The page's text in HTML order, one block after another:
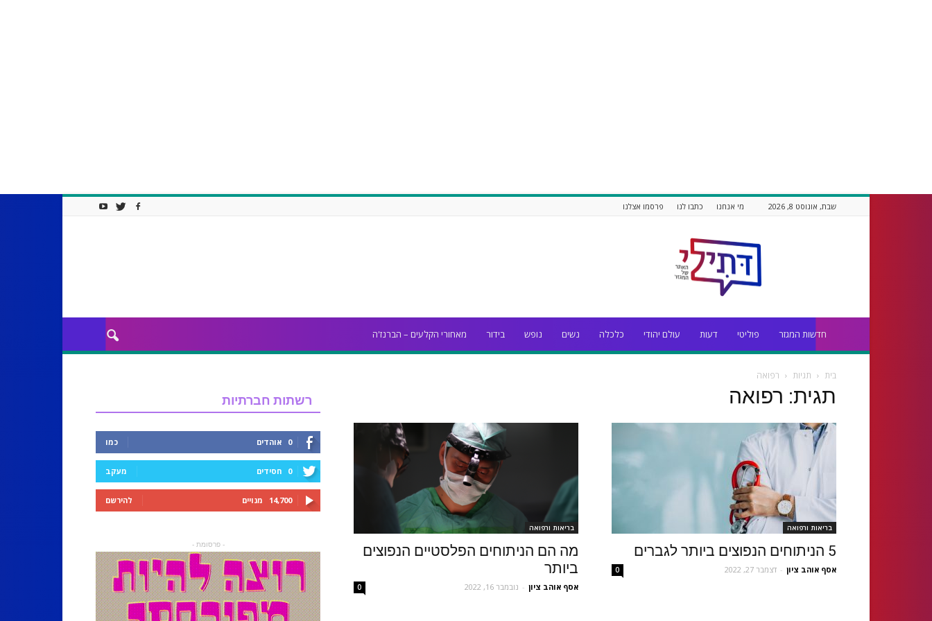
שבת, אוגוסט 8, 2026 מי אנחנו כתבו לנו פרסמו אצלנו
חדשות המגזר פוליטי דעות עולם יהודי כלכלה נשים נופש בידור מאחורי הקלעים – הברנז'ה
בית תגיות רפואה
תגית: רפואה
בריאות ורפואה
5 הניתוחים הנפוצים ביותר לגברים
אסף אוהב ציון - דצמבר 27, 2022 0
בריאות ורפואה
מה הם הניתוחים הפלסטיים הנפוצים
ביותר
אסף אוהב ציון - נובמבר 16, 2022 0
רשתות חברתיות
0 אוהדים כמו
0 חסידים מעקב
14,700 מנויים להירשם
- פרסומת -